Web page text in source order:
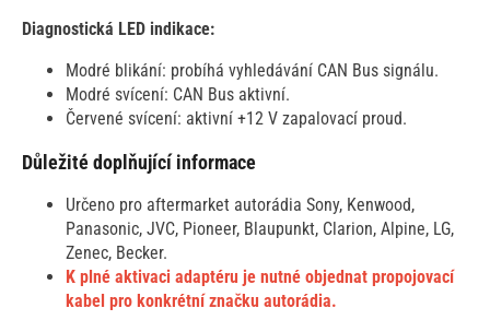
Diagnostická LED indikace:
Modré blikání: probíhá vyhledávání CAN Bus signálu.
Modré svícení: CAN Bus aktivní.
Červené svícení: aktivní +12 V zapalovací proud.
Důležité doplňující informace
Určeno pro aftermarket autorádia Sony, Kenwood,
Panasonic, JVC, Pioneer, Blaupunkt, Clarion, Alpine, LG,
Zenec, Becker.
K plné aktivaci adaptéru je nutné objednat propojovací
kabel pro konkrétní značku autorádia.